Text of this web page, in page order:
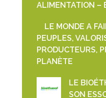
ALIMENTATION –
LE MONDE A
PEUPLES,
PRODUCTEURS,
PLANÈTE
LE
SON